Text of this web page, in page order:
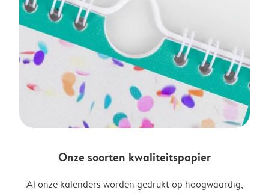
Onze soorten kwaliteitspapier
Al onze kalenders worden gedrukt op hoogwaardig,